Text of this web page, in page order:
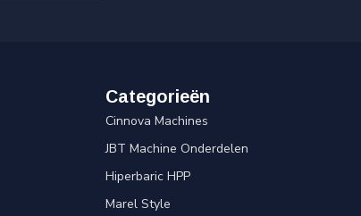
Categorieën
Cinnova Machines
JBT Machine Onderdelen
Hiperbaric HPP
Marel Style